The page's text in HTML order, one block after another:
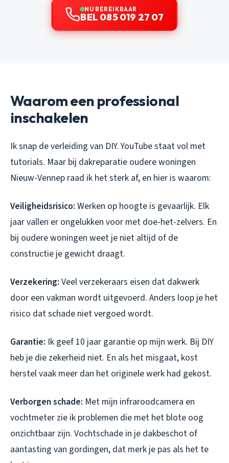
NU BEREIKBAAR
BEL 085 019 27 07
Waarom een professional
inschakelen
Ik snap de verleiding van DIY. YouTube staat vol met
tutorials. Maar bij dakreparatie oudere woningen
Nieuw-Vennep raad ik het sterk af, en hier is waarom:
Veiligheidsrisico: Werken op hoogte is gevaarlijk. Elk
jaar vallen er ongelukken voor met doe-het-zelvers. En
bij oudere woningen weet je niet altijd of de
constructie je gewicht draagt.
Verzekering: Veel verzekeraars eisen dat dakwerk
door een vakman wordt uitgevoerd. Anders loop je het
risico dat schade niet vergoed wordt.
Garantie: Ik geef 10 jaar garantie op mijn werk. Bij DIY
heb je die zekerheid niet. En als het misgaat, kost
herstel vaak meer dan het originele werk had gekost.
Verborgen schade: Met mijn infraroodcamera en
vochtmeter zie ik problemen die met het blote oog
onzichtbaar zijn. Vochtschade in je dakbeschot of
aantasting van gordingen, dat merk je pas als het te